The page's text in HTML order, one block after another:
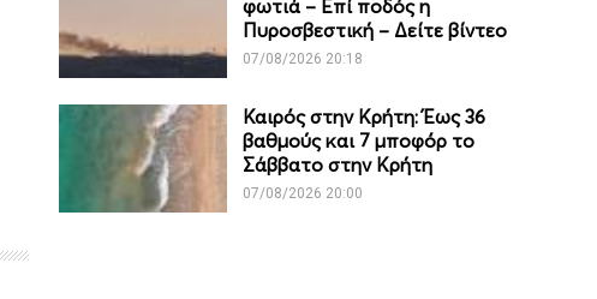
φωτιά – Επί ποδός η
Πυροσβεστική – Δείτε βίντεο
07/08/2026 20:18
Καιρός στην Κρήτη: Έως 36
βαθμούς και 7 μποφόρ το
Σάββατο στην Κρήτη
07/08/2026 20:00